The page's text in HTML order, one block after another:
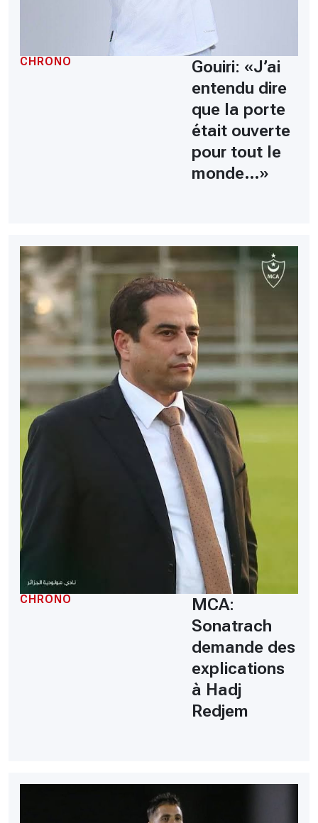
CHRONO
Gouiri: «J’ai
entendu dire
que la porte
était ouverte
pour tout le
monde…»
CHRONO
MCA:
Sonatrach
demande des
explications
à Hadj
Redjem